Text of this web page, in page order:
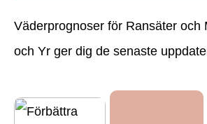
Väderprognoser för Ransäter och
och Yr ger dig de senaste